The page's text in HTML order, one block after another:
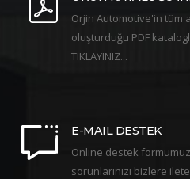
Orjin Automotive'in tüm
oluşturduğu PDF
TIKLAYINIZ...
E-MAIL DESTEK
Online destek
sorunlarınızı bizlere